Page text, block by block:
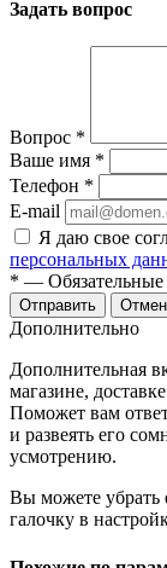
Задать вопрос
Вопрос *
Ваше имя *
Телефон *
E-mail
Я даю свое
персональных
* — Обязательные
Дополнительно
Дополнительная
магазине,
Поможет вам
и развеять его
усмотрению.
Вы можете убрать
галочку в